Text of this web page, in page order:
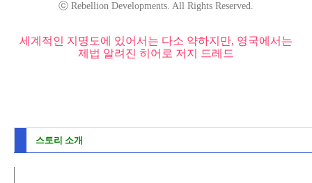
ⓒ Rebellion Developments. All Rights Reserved.
세계적인 지명도에 있어서는 다소 약하지만, 영국에서는
제법 알려진 히어로 저지 드레드
스토리 소개